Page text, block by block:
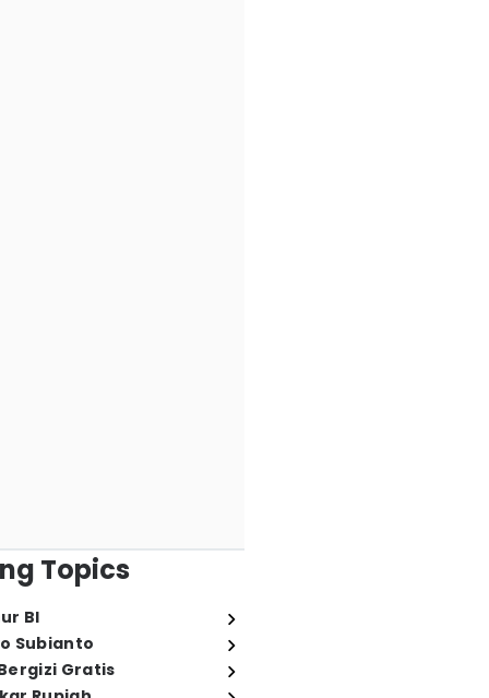
Topics
BI
Subianto
Gratis